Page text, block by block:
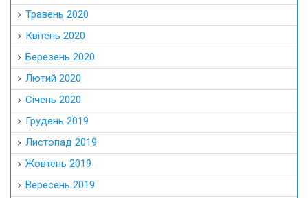
Травень 2020
Квітень 2020
Березень 2020
Лютий 2020
Січень 2020
Грудень 2019
Листопад 2019
Жовтень 2019
Вересень 2019